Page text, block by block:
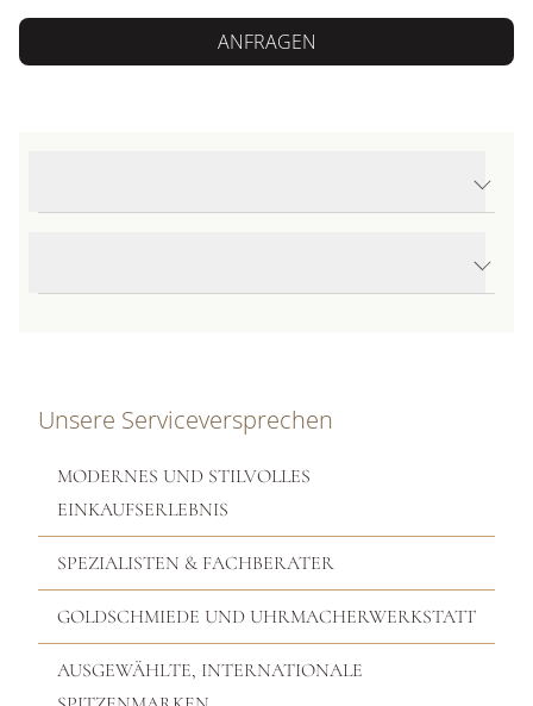
ANFRAGEN
Unsere Serviceversprechen
MODERNES UND STILVOLLES
EINKAUFSERLEBNIS
SPEZIALISTEN & FACHBERATER
GOLDSCHMIEDE UND UHRMACHERWERKSTATT
AUSGEWÄHLTE, INTERNATIONALE